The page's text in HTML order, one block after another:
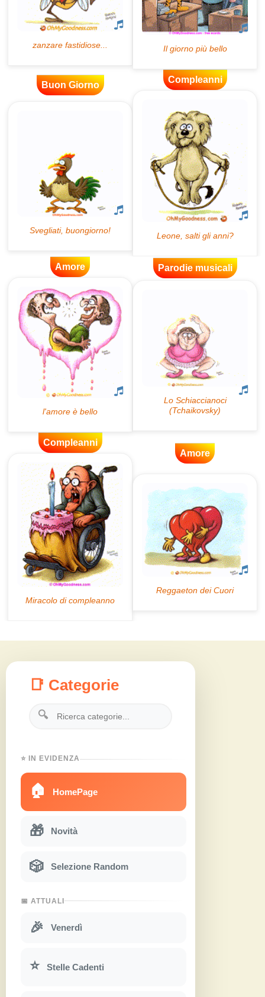
Buon Giorno
Compleanni
Amore Parodie musicali
Compleanni
Amore
📑 Categorie
🔍
⭐ IN EVIDENZA
🏠 HomePage
🎁 Novità
🎲 Selezione Random
📅 ATTUALI
🎉 Venerdì
⭐ Stelle Cadenti